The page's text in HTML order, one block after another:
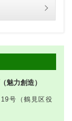
魅力創造）
号（鶴見区役